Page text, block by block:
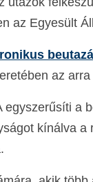
az Egyesült
az
egyszerűsíti a
kínálva a